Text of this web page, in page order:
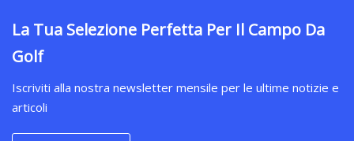
La Tua Selezione Perfetta Per Il Campo Da
Golf
Iscriviti alla nostra newsletter mensile per le ultime notizie e
articoli